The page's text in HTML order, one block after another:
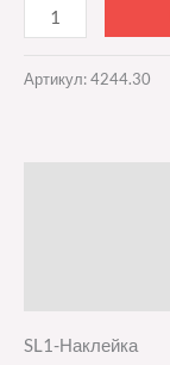
Артикул:4244.30
SL1-Наклейка